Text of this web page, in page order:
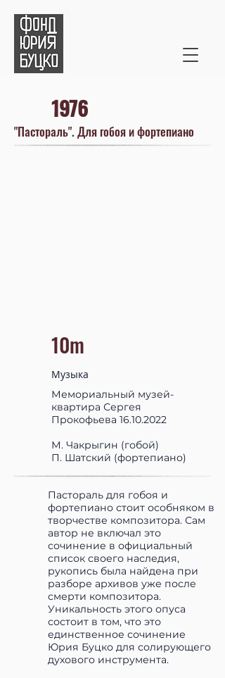
1976
"Пастораль". Для гобоя и фортепиано
10m
Музыка
Мемориальный музей-
квартира Сергея
Прокофьева 16.10.2022
М. Чакрыгин (гобой)
П. Шатский (фортепиано)
Пастораль для гобоя и
фортепиано стоит особняком в
творчестве композитора. Сам
автор не включал это
сочинение в официальный
список своего наследия,
рукопись была найдена при
разборе архивов уже после
смерти композитора.
Уникальность этого опуса
состоит в том, что это
единственное сочинение
Юрия Буцко для солирующего
духового инструмента.